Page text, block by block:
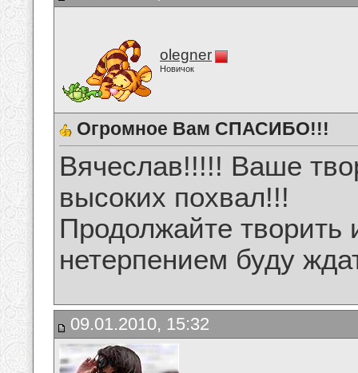
olegner
Новичок
Огромное Вам СПАСИБО!!!
Вячеслав!!!!! Ваше
высоких похвал!!!
Продолжайте
нетерпением буду
09.01.2010, 15:32